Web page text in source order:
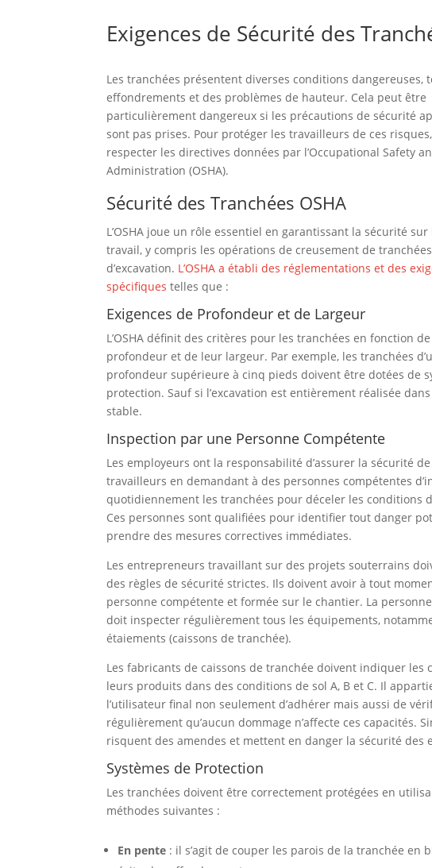
Exigences de Sécurité des
Les tranchées présentent diverses conditions dangereuses,
effondrements et des problèmes de hauteur. Cela peut être
particulièrement dangereux si les précautions de sécurité
sont pas prises. Pour protéger les travailleurs de ces
respecter les directives données par l’Occupational Safety
Administration (OSHA).
Sécurité des Tranchées OSHA
L’OSHA joue un rôle essentiel en garantissant la sécurité
travail, y compris les opérations de creusement de
d’excavation. L’OSHA a établi des réglementations et des
spécifiques telles que :
Exigences de Profondeur et de Largeur
L’OSHA définit des critères pour les tranchées en fonction
profondeur et de leur largeur. Par exemple, les tranchées
profondeur supérieure à cinq pieds doivent être dotées de
protection. Sauf si l’excavation est entièrement réalisée
stable.
Inspection par une Personne Compétente
Les employeurs ont la responsabilité d’assurer la sécurité
travailleurs en demandant à des personnes compétentes
quotidiennement les tranchées pour déceler les conditions
Ces personnes sont qualifiées pour identifier tout danger
prendre des mesures correctives immédiates.
Les entrepreneurs travaillant sur des projets souterrains
des règles de sécurité strictes. Ils doivent avoir à tout
personne compétente et formée sur le chantier. La
doit inspecter régulièrement tous les équipements,
étaiements (caissons de tranchée).
Les fabricants de caissons de tranchée doivent indiquer les
leurs produits dans des conditions de sol A, B et C. Il
l’utilisateur final non seulement d’adhérer mais aussi de
régulièrement qu’aucun dommage n’affecte ces capacités.
risquent des amendes et mettent en danger la sécurité des
Systèmes de Protection
Les tranchées doivent être correctement protégées en
méthodes suivantes :
En pente : il s’agit de couper les parois de la tranchée en